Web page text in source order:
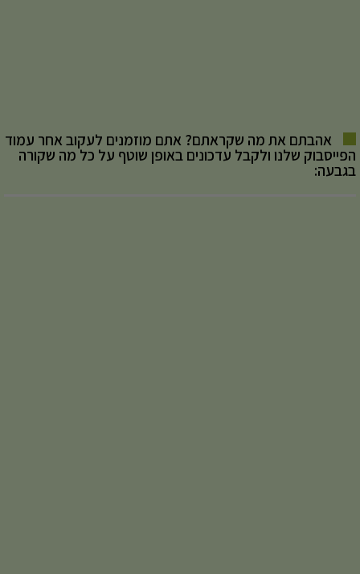
אהבתם את מה שקראתם? אתם מוזמנים לעקוב אחר עמוד
הפייסבוק שלנו ולקבל עדכונים באופן שוטף על כל מה שקורה
בגבעה: